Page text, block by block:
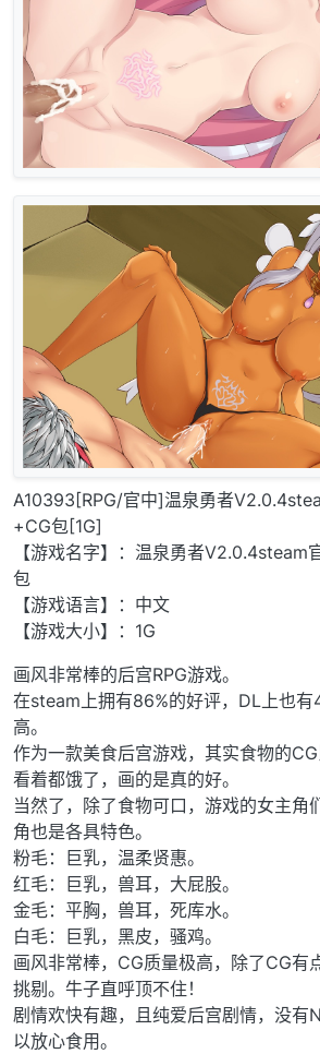
A10393[RPG/官中]温泉勇者
+CG包[1G]
【游戏名字】：温泉勇者V2.0.4steam
包
【游戏语言】：中文
【游戏大小】：1G
画风非常棒的后宫RPG游戏。
在steam上拥有86%的好评，DL上也有
高。
作为一款美食后宫游戏，其实食物的
看着都饿了，画的是真的好。
当然了，除了食物可口，游戏的女主角
角也是各具特色。
粉毛：巨乳，温柔贤惠。
红毛：巨乳，兽耳，大屁股。
金毛：平胸，兽耳，死库水。
白毛：巨乳，黑皮，骚鸡。
画风非常棒，CG质量极高，除了CG有
挑剔。牛子直呼顶不住！
剧情欢快有趣，且纯爱后宫剧情，没有
以放心食用。